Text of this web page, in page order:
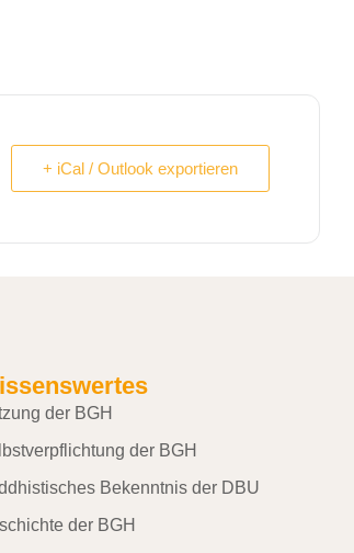
+ iCal / Outlook exportieren
der BGH
der BGH
Bekenntnis der DBU
der BGH